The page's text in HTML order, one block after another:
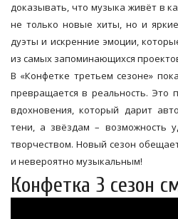
доказывать, что музыка живёт в
не только новые хиты, но и
дуэты и искренние эмоции,
из самых запоминающихся
В «Конфетке третьем сезоне»
превращается в реальность. Это
вдохновения, который дарит
тени, а звёздам – возможность
творчеством. Новый сезон
и невероятно музыкальным!
Конфетка 3 сезон